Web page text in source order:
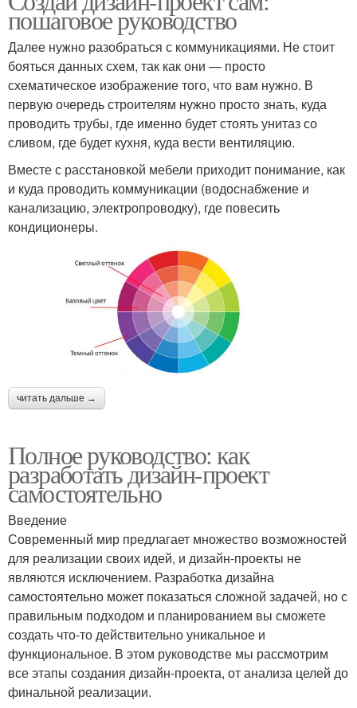
пошаговое руководство
Далее нужно разобраться с коммуникациями. Не стоит
бояться данных схем, так как они — просто
схематическое изображение того, что вам нужно. В
первую очередь строителям нужно просто знать, куда
проводить трубы, где именно будет стоять унитаз со
сливом, где будет кухня, куда вести вентиляцию.
Вместе с расстановкой мебели приходит понимание, как
и куда проводить коммуникации (водоснабжение и
канализацию, электропроводку), где повесить
кондиционеры.
читать дальше →
Полное руководство: как
разработать дизайн-проект
самостоятельно
Введение
Современный мир предлагает множество возможностей
для реализации своих идей, и дизайн-проекты не
являются исключением. Разработка дизайна
самостоятельно может показаться сложной задачей, но с
правильным подходом и планированием вы сможете
создать что-то действительно уникальное и
функциональное. В этом руководстве мы рассмотрим
все этапы создания дизайн-проекта, от анализа целей до
финальной реализации.